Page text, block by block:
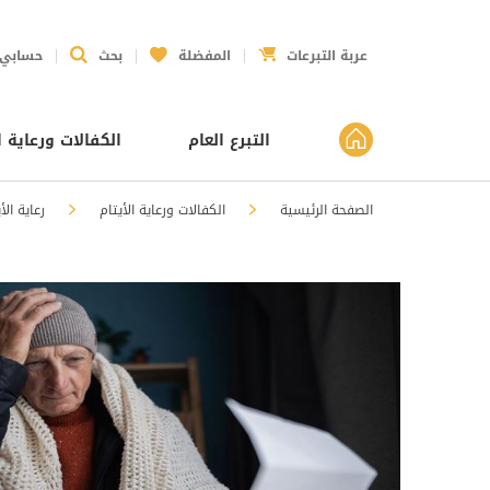
حسابي بحث المفضلة عربة التبرعات
التبرع العام الكفالات ورعاية
الصفحة الرئيسية الكفالات ورعاية الأيتام رعاية